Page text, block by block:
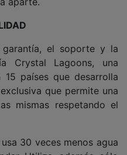
Crystal Lagoons, una
países que desarrolla
que permite una
mismas respetando el
Utiliza, además, sólo